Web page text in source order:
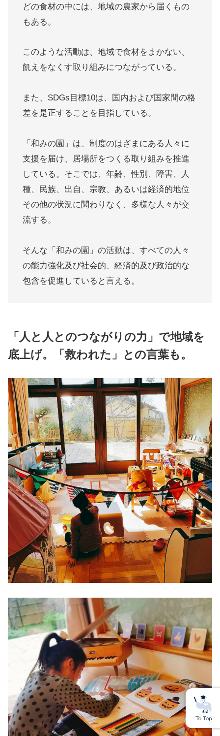
どの食材の中には、地域の農家から届くもの
もある。
このような活動は、地域で食材をまかない、
飢えをなくす取り組みにつながっている。
また、SDGs目標10は、国内および国家間の格
差を是正することを目指している。
「和みの園」は、制度のはざまにある人々に
支援を届け、居場所をつくる取り組みを推進
している。そこでは、年齢、性別、障害、人
種、民族、出自、宗教、あるいは経済的地位
その他の状況に関わりなく、多様な人々が交
流する。
そんな「和みの園」の活動は、すべての人々
の能力強化及び社会的、経済的及び政治的な
包含を促進していると言える。
「人と人とのつながりの力」で地域を
底上げ。「救われた」との言葉も。